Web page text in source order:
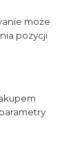
może
pozycji